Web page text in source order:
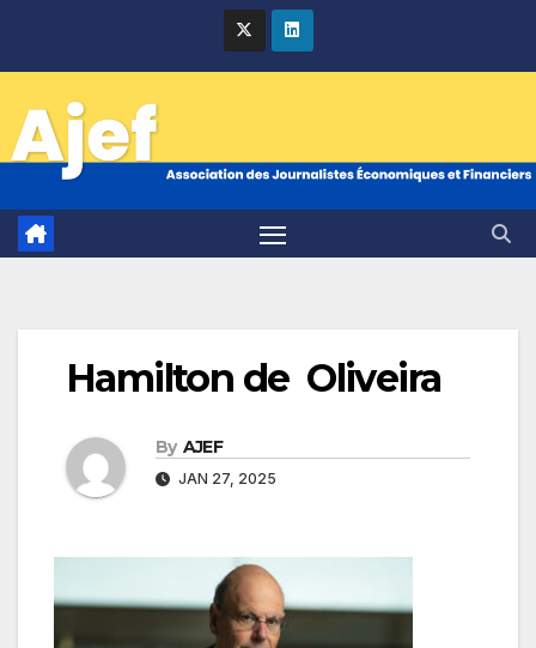
Hamilton de Oliveira
By AJEF
JAN 27, 2025